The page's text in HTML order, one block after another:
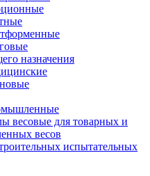
назначения
весовые для товарных и
весов
испытательных